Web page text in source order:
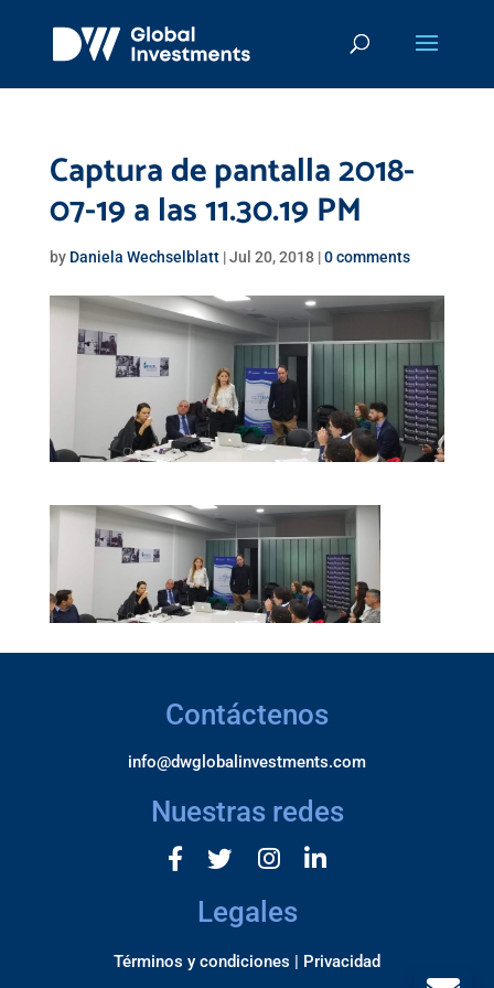
Captura de pantalla 2018-
07-19 a las 11.30.19 PM
by Daniela Wechselblatt|Jul 20, 2018|0 comments
Contáctenos
info@dwglobalinvestments.com
Nuestras redes
Legales
Términos y condiciones | Privacidad